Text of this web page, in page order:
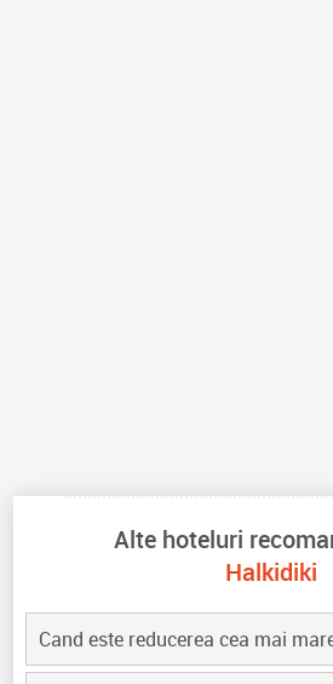
Alte hoteluri
Halkidiki
Cand este reducerea cea mai